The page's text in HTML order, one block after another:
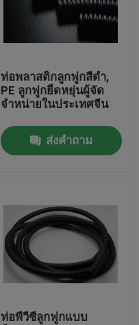
ท่อพลาสติกลูกฟูกสีดำ,
PE ลูกฟูกยืดหยุ่นผู้จัด
จำหน่ายในประเทศจีน
ส่งคำถาม
ท่อพีวีซีลูกฟูกแบบ